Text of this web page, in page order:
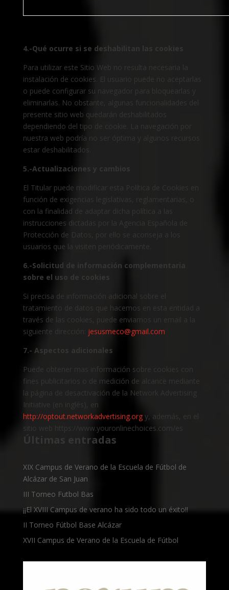
4.-Qué ocurre si se deshabilitan las cookies
Para utilizar este Sitio Web no resulta necesaria la
instalación de cookies. El usuario puede no aceptarlas
o puede configurar su navegador para bloquearlas y
eliminarlas. No obstante, algunas funcionalidades del
presente sitio web quedarán deshabilitados
dependiendo del tipo de cookie. La navegación por
nuestra web podría no ser óptima y algunos recursos
estar deshabilitados.
5.-Actualizaciones y cambios
El Titular puede modificar esta Política de Cookies en
función de exigencias legislativas, reglamentarias, o
con la finalidad de adaptar dicha política a las
instrucciones dictadas por la Agencia Española de
Protección de Datos, por ello se aconseja a los
usuarios que la visiten periódicamente.
6.-Solicitud de información complementaria
sobre el uso de cookies
Si precisa de información adicional sobre el
tratamiento de datos que hacemos en esta entidad a
través de las cookies, puede enviarnos un email a la
siguiente dirección: jesusmeco@gmail.com
7.- Aspectos adicionales
Puede obtener mas información sobre cookies con
fines publicitarios o de medición de alcance mediante
la página de desactivación de la Network Advertising
Initiative (en inglés), en
http://optout.networkadvertising.orgy, además, en el
sitio web https://www.youronlinechoices.com/es
Últimas entradas
XIX Campus de Verano de la Escuela de Fútbol de
Alcázar de San Juan
III Torneo Futbol Bas
¡¡El XVIII Campus de verano ha sido todo un éxito!!
II Torneo Fútbol Base Alcázar
XVII Campus de Verano de la Escuela de Fútbol